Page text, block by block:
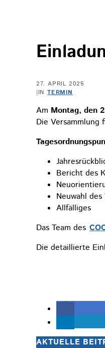
27. APRIL 2025
|IN TERMIN
Am Montag, den
Die Versammlung
Bericht des
Neuwahl
Allfälliges
Das Team des
Die detaillierte
AKTUELLE